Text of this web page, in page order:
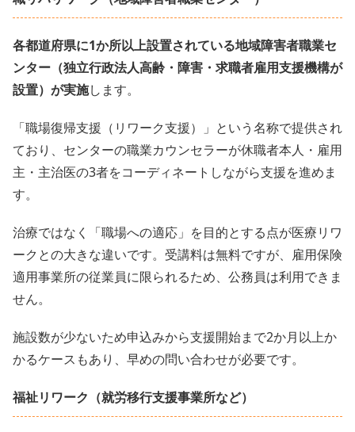
各都道府県に1か所以上設置されている地域障害者職業セ
ンター（独立行政法人高齢・障害・求職者雇用支援機構が
設置）が実施します。
「職場復帰支援（リワーク支援）」という名称で提供され
ており、センターの職業カウンセラーが休職者本人・雇用
主・主治医の3者をコーディネートしながら支援を進めま
す。
治療ではなく「職場への適応」を目的とする点が医療リワ
ークとの大きな違いです。受講料は無料ですが、雇用保険
適用事業所の従業員に限られるため、公務員は利用できま
せん。
施設数が少ないため申込みから支援開始まで2か月以上か
かるケースもあり、早めの問い合わせが必要です。
福祉リワーク（就労移行支援事業所など）